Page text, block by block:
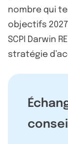
nombre qui
objectifs
SCPI Darwin
stratégie